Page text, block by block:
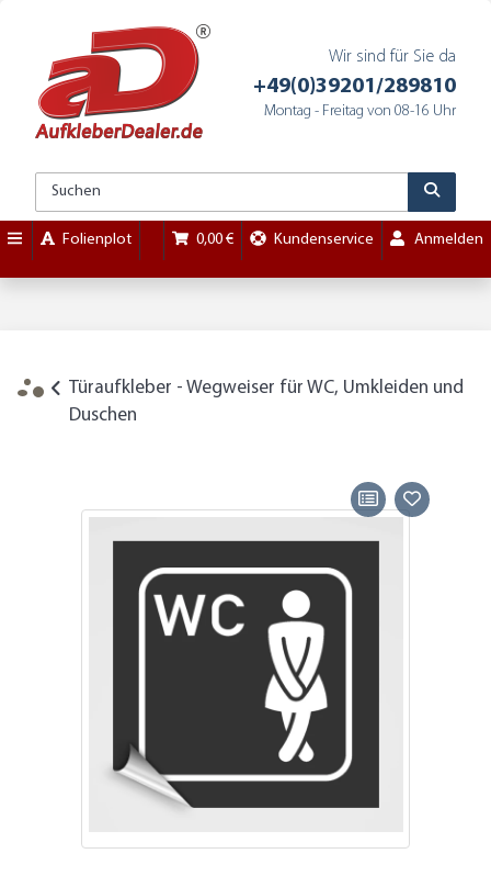
Wir sind für Sie da
+49(0)39201/289810
Montag - Freitag von 08-16 Uhr
Folienplot 0,00 € Kundenservice Anmelden
Türaufkleber - Wegweiser für WC, Umkleiden und
Duschen